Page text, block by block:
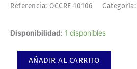
Referencia: OCCRE-10106 Categoría:
Disponibilidad: 1 disponibles
Escena
mascotas.
AÑADIR AL CARRITO